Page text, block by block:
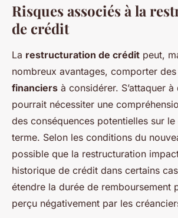
Risques associés à la
de crédit
La restructuration de crédit peut,
nombreux avantages, comporter des
financiers à considérer. S’attaquer
pourrait nécessiter une
des conséquences potentielles sur
terme. Selon les conditions du
possible que la restructuration
historique de crédit dans certains
étendre la durée de remboursement
perçu négativement par les